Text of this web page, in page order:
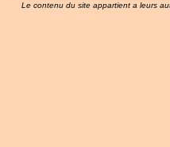
Le contenu du site appartient a leurs